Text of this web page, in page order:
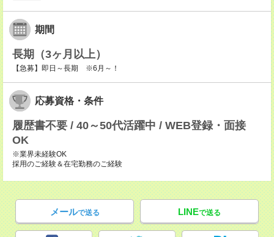
期間
長期（3ヶ月以上）
【急募】即日～長期 ※6月～！
応募資格・条件
履歴書不要 / 40～50代活躍中 / WEB登録・面接
OK
※業界未経験OK
採用のご経験＆在宅勤務のご経験
メールで送る LINEで送る